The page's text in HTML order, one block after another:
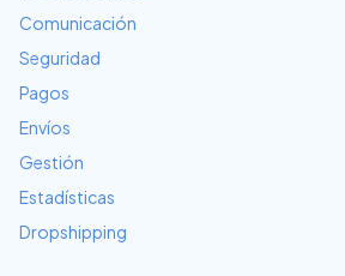
Comunicación
Seguridad
Pagos
Envíos
Gestión
Estadísticas
Dropshipping